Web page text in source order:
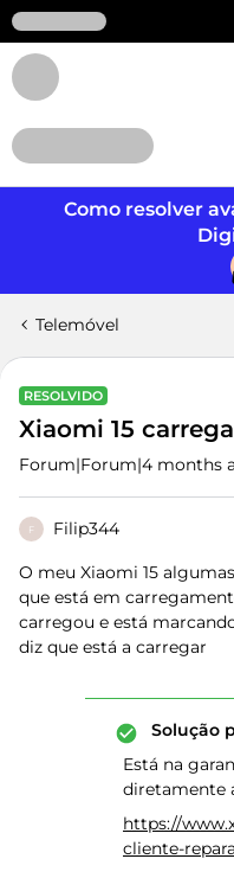
Como resolver
Telemóvel
RESOLVIDO
Xiaomi 15
Forum|Forum|4 months
F Filip344
O meu Xiaomi 15
que está em
carregou e está
diz que está a carregar
Solução
Está na
diretamente
https://
cliente-